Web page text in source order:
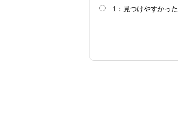
1：見つけやすかった